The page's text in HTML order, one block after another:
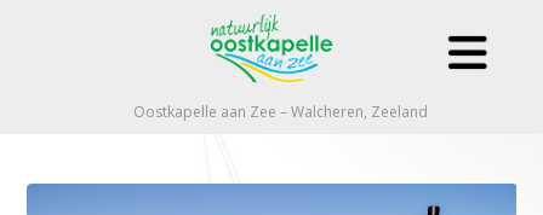
Oostkapelle aan Zee – Walcheren, Zeeland